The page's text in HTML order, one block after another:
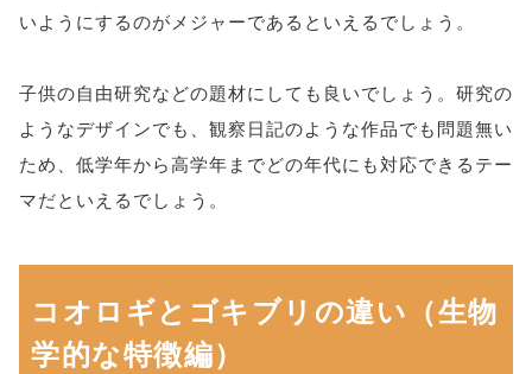
いようにするのがメジャーであるといえるでしょう。
子供の自由研究などの題材にしても良いでしょう。研究の
ようなデザインでも、観察日記のような作品でも問題無い
ため、低学年から高学年までどの年代にも対応できるテー
マだといえるでしょう。
コオロギとゴキブリの違い（生物
学的な特徴編）